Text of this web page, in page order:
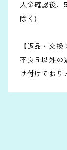
入金確認後、
除く)
【返品・交換
不良品以外の
け付けており